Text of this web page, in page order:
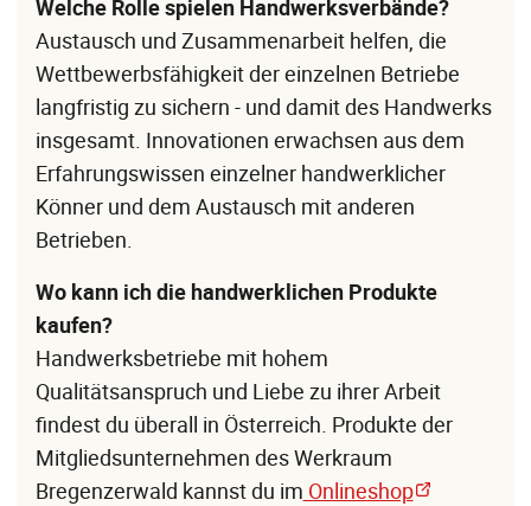
Welche Rolle spielen Handwerksverbände?
Austausch und Zusammenarbeit helfen, die
Wettbewerbsfähigkeit der einzelnen Betriebe
langfristig zu sichern - und damit des Handwerks
insgesamt. Innovationen erwachsen aus dem
Erfahrungswissen einzelner handwerklicher
Könner und dem Austausch mit anderen
Betrieben.
Wo kann ich die handwerklichen Produkte
kaufen?
Handwerksbetriebe mit hohem
Qualitätsanspruch und Liebe zu ihrer Arbeit
findest du überall in Österreich. Produkte der
Mitgliedsunternehmen des Werkraum
Bregenzerwald kannst du im Onlineshop